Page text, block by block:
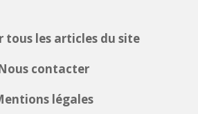
tous les articles du site
contacter
légales